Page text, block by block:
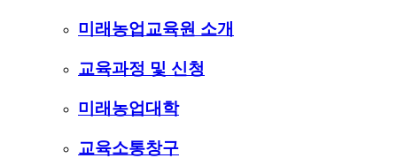
미래농업교육원 소개
교육과정 및 신청
미래농업대학
교육소통창구